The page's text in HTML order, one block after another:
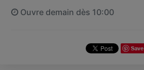
Ouvre demain dès 10:00
Save